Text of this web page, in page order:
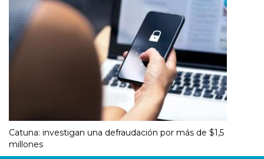
Catuna: investigan una defraudación por más de $1,5
millones